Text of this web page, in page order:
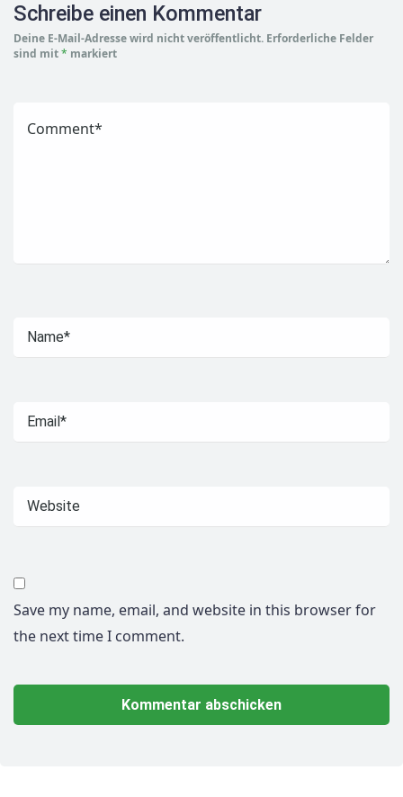
Schreibe einen Kommentar
Deine E-Mail-Adresse wird nicht veröffentlicht. Erforderliche Felder
sind mit* markiert
Save my name, email, and website in this browser for
the next time I comment.